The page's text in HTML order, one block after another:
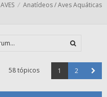
AVES Anatídeos / Aves Aquáticas
58 tópicos 1 2